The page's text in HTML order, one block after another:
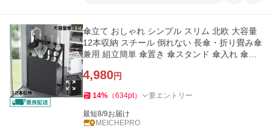
傘立て おしゃれ シンプル スリム 北欧 大容量
12本収納 スチール 倒れない 長傘・折り畳み傘
兼用 組立簡単 傘置き 傘スタンド 傘入れ 傘収
4,980円
14% （634pt） 要エントリー
最短8/9お届け
MEICHEPRO